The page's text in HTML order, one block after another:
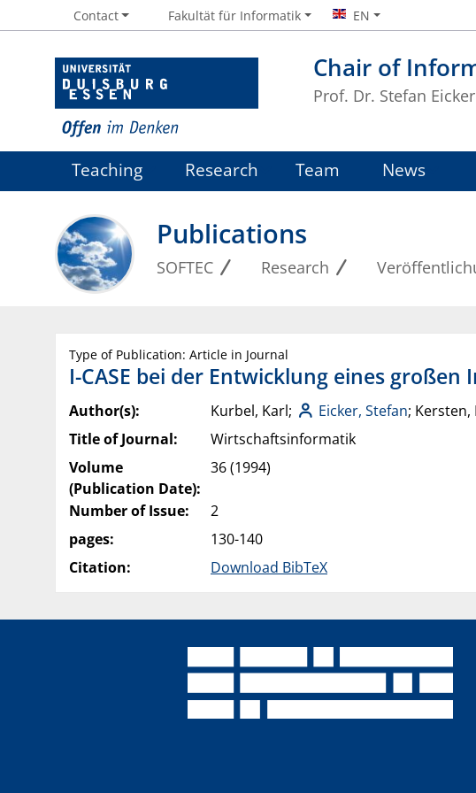
Chair of
Prof. Dr. Stefan Eicker
Contact Fakultät für Informatik EN
Teaching Research Team News
Publications
SOFTEC Research
Type of Publication: Article in Journal
I-CASE bei der Entwicklung eines
Author(s): Kurbel, Karl; Eicker, Stefan;
Title of Journal:
Wirtschaftsinformatik
Volume
(Publication Date):
36 (1994)
Number of Issue:
2
pages:
130-140
Citation:
Download BibTeX